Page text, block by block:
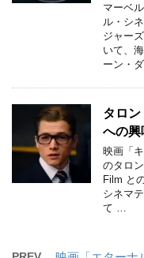
マーベ
ル・シ
ジャー
いて、
ーン・
タロ
への興
映画「
のタロ
Film と
シネマ
て …